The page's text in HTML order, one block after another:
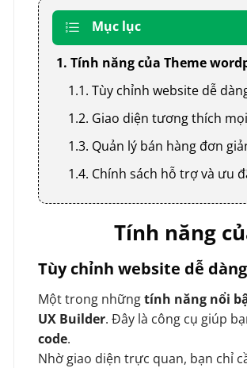
Mục lục
1. Tính năng của Theme
1.1. Tùy chỉnh website dễ
1.2. Giao diện tương thích
1.3. Quản lý bán hàng đơn
1.4. Chính sách hỗ trợ và ưu
Tính năng
Tùy chỉnh website dễ
Một trong nhữngtính năng nổi
UX Builder. Đây là công cụ giúp
code.
Nhờ giao diện trực quan, bạn chỉ